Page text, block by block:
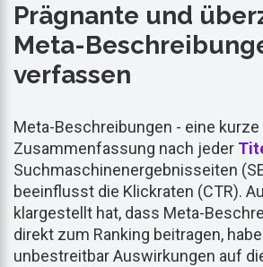
Prägnante und
Meta-
verfassen
Meta-Beschreibungen - eine kurze
Zusammenfassung nach jeder
Suchmaschinenergebnisseiten
beeinflusst die Klickraten (CTR).
klargestellt hat, dass Meta-
direkt zum Ranking beitragen,
unbestreitbar Auswirkungen auf